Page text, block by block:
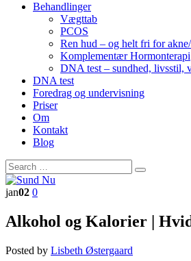
Behandlinger
Vægttab
PCOS
Ren hud – og helt fri for
Komplementær Hormonterapi
DNA test – sundhed, livsstil,
DNA test
Foredrag og undervisning
Priser
Om
Kontakt
Blog
jan02 0
Alkohol og Kalorier |
Posted by Lisbeth Østergaard